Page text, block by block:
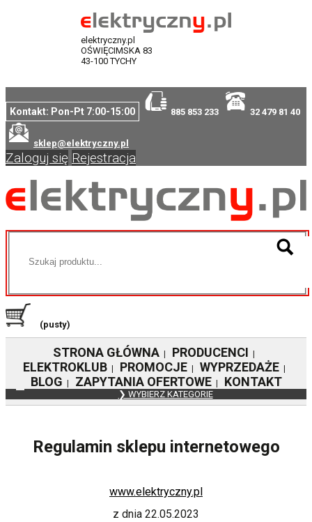
elektryczny.pl
OŚWIĘCIMSKA 83
43-100 TYCHY
Kontakt: Pon-Pt 7:00-15:00 885 853 233 32 479 81 40
sklep@elektryczny.pl
Zaloguj się Rejestracja
(pusty)
STRONA GŁÓWNA PRODUCENCI
ELEKTROKLUB| PROMOCJE| WYPRZEDAŻE|
BLOG ZAPYTANIA OFERTOWE| KONTAKT
❯ WYBIERZ KATEGORIE
Regulamin sklepu internetowego
www.elektryczny.pl
z dnia 22.05.2023